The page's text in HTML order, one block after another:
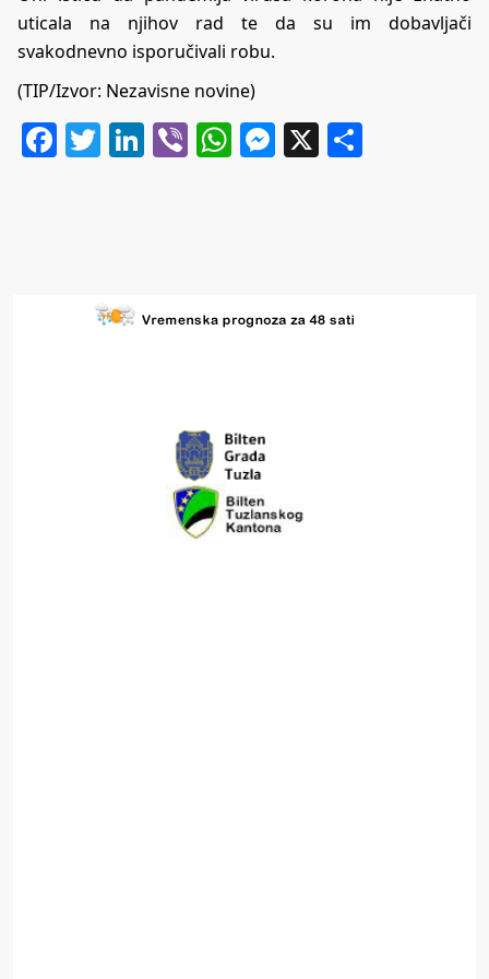
uticala na njihov rad te da su im dobavljači
svakodnevno isporučivali robu.
(TIP/Izvor: Nezavisne novine)
Facebook
Twitter
LinkedIn
ViberWhatsApp
Messenger
X